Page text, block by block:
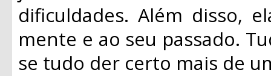
dificuldades. Além disso,
mente e ao seu passado.
se tudo der certo mais de